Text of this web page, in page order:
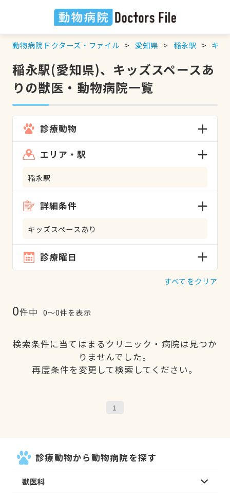
動物病院ドクターズ・ファイル 愛知県 稲永駅 キッ
稲永駅(愛知県)、キッズスペースあ
りの獣医・動物病院一覧
診療動物
エリア・駅
稲永駅
詳細条件
キッズスペースあり
診療曜日
すべてをクリア
0件中 0〜0件を表示
検索条件に当てはまるクリニック・病院は見つか
りませんでした。
再度条件を変更して検索してください。
1
診療動物から動物病院を探す
獣医科